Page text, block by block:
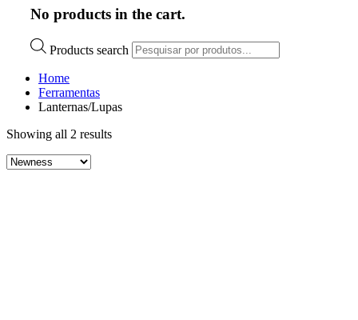
No products in the cart.
Products search
Home
Ferramentas
Lanternas/Lupas
Showing all 2 results